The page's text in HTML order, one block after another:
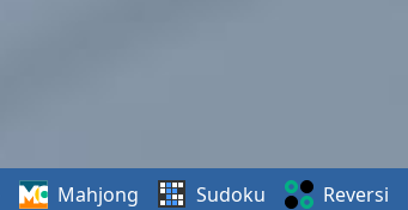
Mahjong Sudoku Reversi